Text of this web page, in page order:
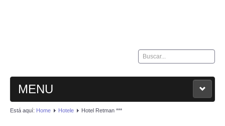
Buscar...
MENU
HOME
Está aquí: Home Hotele Hotel Retman ***